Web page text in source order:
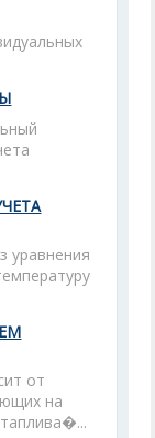
уравнения
от
на